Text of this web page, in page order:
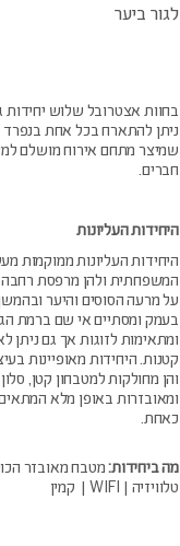
לגור ביער
בחוות אצטרובל שלוש יחידות
ניתן להתארח בכל אחת בנפרד
שמיצר מתחם אירוח מושלם
חברים.
היחידות העליונות
היחידות העליונות ממוקמות
המשפחתית ולהן מרפסת
על מרעה הסוסים והיער
בעמק ומסתיים אי שם ברמת
ומתאימות לזוגות אך גם ניתן
קטנות. היחידות מאופיינות
והן מחולקות למטבחון קטן,
ומאובזרות באופן מלא
כאחת.
מה ביחידות:מטבח מאובזר
טלוויזיה | WIFI | קמין